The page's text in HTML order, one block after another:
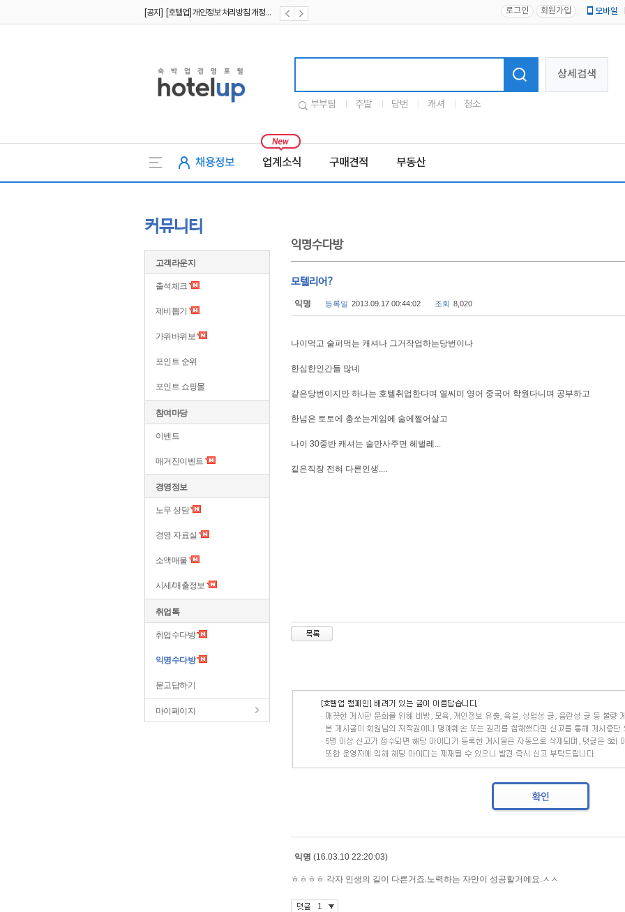
[공지] [호텔업] 개인정보 처리방침 개정본2 (19.09.02) 로그인 회원가입 모바일
상세검색
부부팀 주말 당번 캐셔 청소
채용정보 업계소식 구매견적 부동산
커뮤니티
고객라운지
출석체크
제비뽑기
가위바위보
포인트 순위
포인트 쇼핑몰
참여마당
이벤트
매거진이벤트
경영정보
노무 상담
경영 자료실
소액매물
시세/매출정보
취업톡
취업수다방
익명수다방
묻고답하기
마이페이지
익명수다방
모텔리어?
익명 등록일 2013.09.17 00:44:02 조회 8,020
나이먹고 술퍼먹는 캐셔나 그거작업하는당번이나
한심한인간들 많네
같은당번이지만 하나는 호텔취업한다며 열씨미 영어 중국어 학원다니며 공부하고
한넘은 토토에 총쏘는게임에 술에쩔어살고
나이 30중반 캐셔는 술만사주면 헤벌레...
깉은직장 전혀 다른인생....